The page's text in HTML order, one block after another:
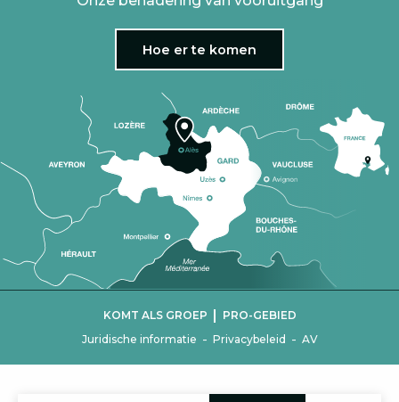
Hoe er te komen
Juridische informatie - Privacybeleid - AV
KOMT ALS GROEP PRO-GEBIED